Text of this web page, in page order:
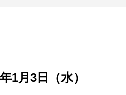
1月3日（水）